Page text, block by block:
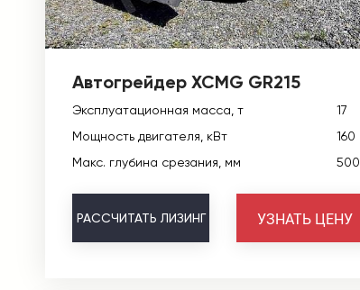
Автогрейдер XCMG GR215
Эксплуатационная масса, т
17
Мощность двигателя, кВт
160
Макс. глубина срезания, мм
500
РАССЧИТАТЬ ЛИЗИНГ УЗНАТЬ ЦЕНУ